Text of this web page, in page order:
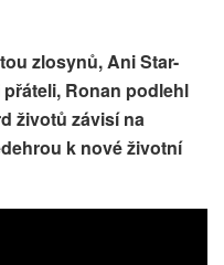
zlosynů, Ani Star-
Ronan podlehl
životů závisí na
k nové životní